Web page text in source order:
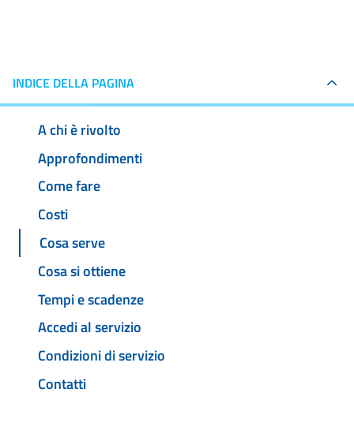
INDICE DELLA PAGINA
A chi è rivolto
Approfondimenti
Come fare
Costi
Cosa serve
Cosa si ottiene
Tempi e scadenze
Accedi al servizio
Condizioni di servizio
Contatti